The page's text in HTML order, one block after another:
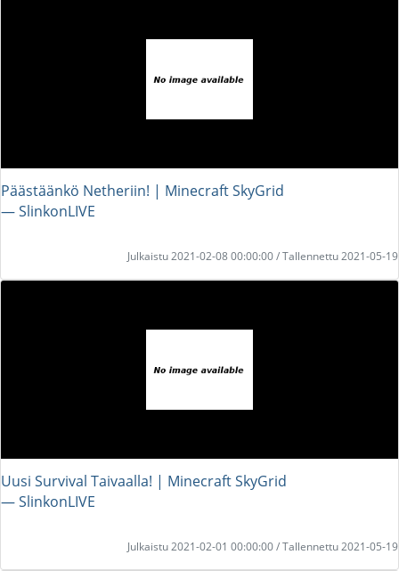
Päästäänkö Netheriin! | Minecraft SkyGrid
― SlinkonLIVE
Julkaistu 2021-02-08 00:00:00 / Tallennettu 2021-05-19
Uusi Survival Taivaalla! | Minecraft SkyGrid
― SlinkonLIVE
Julkaistu 2021-02-01 00:00:00 / Tallennettu 2021-05-19